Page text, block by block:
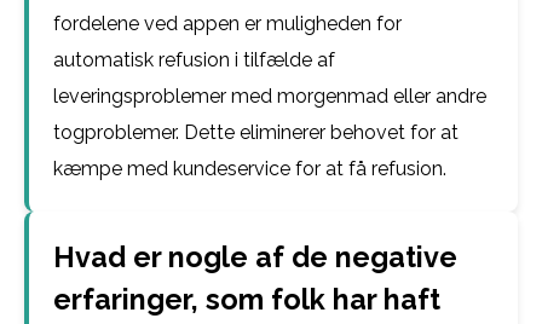
fordelene ved appen er muligheden for
automatisk refusion i tilfælde af
leveringsproblemer med morgenmad eller andre
togproblemer. Dette eliminerer behovet for at
kæmpe med kundeservice for at få refusion.
Hvad er nogle af de negative
erfaringer, som folk har haft